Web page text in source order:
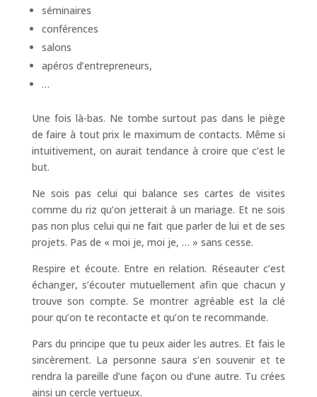
séminaires
conférences
salons
apéros d’entrepreneurs,
…
Une fois là-bas. Ne tombe surtout pas dans le piège
de faire à tout prix le maximum de contacts. Même si
intuitivement, on aurait tendance à croire que c’est le
but.
Ne sois pas celui qui balance ses cartes de visites
comme du riz qu’on jetterait à un mariage. Et ne sois
pas non plus celui qui ne fait que parler de lui et de ses
projets. Pas de « moi je, moi je, … » sans cesse.
Respire et écoute. Entre en relation. Réseauter c’est
échanger, s’écouter mutuellement afin que chacun y
trouve son compte. Se montrer agréable est la clé
pour qu’on te recontacte et qu’on te recommande.
Pars du principe que tu peux aider les autres. Et fais le
sincèrement. La personne saura s’en souvenir et te
rendra la pareille d’une façon ou d’une autre. Tu crées
ainsi un cercle vertueux.